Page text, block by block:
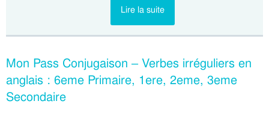
Lire la suite
Mon Pass Conjugaison – Verbes irréguliers en
anglais : 6eme Primaire, 1ere, 2eme, 3eme
Secondaire